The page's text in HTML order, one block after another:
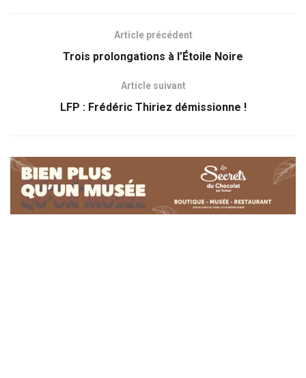
Article précédent
Trois prolongations à l’Étoile Noire
Article suivant
LFP : Frédéric Thiriez démissionne !